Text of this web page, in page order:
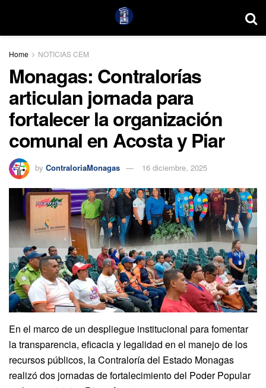
Home NOTICIAS CEM
Monagas: Contralorías
articulan jornada para
fortalecer la organización
comunal en Acosta y Piar
by ContraloriaMonagas 16 diciembre, 2025
En el marco de un despliegue institucional para fomentar
la transparencia, eficacia y legalidad en el manejo de los
recursos públicos, la Contraloría del Estado Monagas
realizó dos jornadas de fortalecimiento del Poder Popular